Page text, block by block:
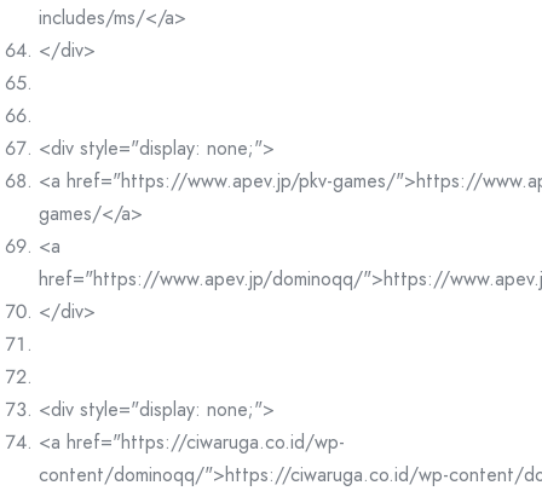
includes/ms/</a>
</div>
<div style="display: none;">
<a href="https://www.apev.jp/pkv-games/">https://
games/</a>
<a
href="https://www.apev.jp/dominoqq/">https://
</div>
<div style="display: none;">
<a href="https://ciwaruga.co.id/wp-
content/dominoqq/">https://ciwaruga.co.id/wp-content/